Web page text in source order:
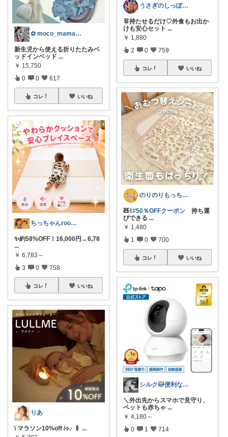
✿ moco_mama_life ✿
新生児から使える折りたたみベ
ッドインベッド ...
￥ 15,750
0 0 617
コレ いいね
ちっちゃんroom@toki*kura
✨約58%OFF！16,000円→6,78
...
￥ 6,783～
3 0 758
コレ いいね
りあ
\ マラソン10%off /⟡.· 🍼 ...
うさぎのしっぽ43🐰2児の母👧朝コレ
🐰持たせるだけ♡外食もお出か
けも安心セット ...
￥ 1,880
2 0 759
コレ いいね
のりのりもっち⌇１歳との楽しい暮らし🌻
🧸⌇#50％OFFクーポン 持ち運
びできる ...
￥ 1,480
1 0 700
コレ いいね
シルク🐱便利な暮らし
＼外出先からスマホで見守り、
ペットも赤ちゃ ...
￥ 4,180～
0 1 714